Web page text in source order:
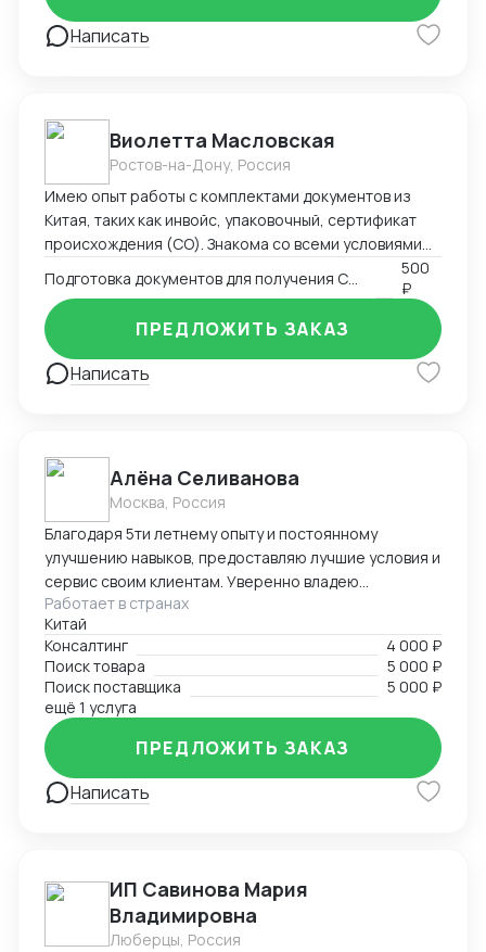
Написать
Виолетта Масловская
Ростов-на-Дону, Россия
Имею опыт работы с комплектами документов из
Китая, таких как инвойс, упаковочный, сертификат
происхождения (СО). Знакома со всеми условиями
перевозки разным видом транспорта. Я размещала
заказ на китайском заводе и далее вела его все
время, до прихода на склад в России. Производство -
> документы -> отгрузка -> разрешительная
документация РФ -> таможенное оформление ->
заводами о сроках производства, недочетах,
платежах. Также имею опыт работы в эскортных
отгрузках, оформлении сертификата
происхождения (СТ-1). Могу помочь в подготовке
документации для его получения, а также
заполнении заявления Буду рада дальнейшему
сотрудничеству! Спасибо за уделенное время! С
уважением, Виолетта .
500
₽
Написать
ПРЕДЛОЖИТЬ ЗАКАЗ
Алёна Селиванова
Москва, Россия
Благодаря 5ти летнему опыту и постоянному
улучшению навыков, предоставляю лучшие условия и
сервис своим клиентам. Уверенно владею
несколькими языками, что позволяет эффективно
работать как с российскими, так и с китайскими
клиентами.
Работает в странах
Китай
Консалтинг
4 000 ₽
Поиск товара
5 000 ₽
Поиск поставщика
5 000 ₽
ещё 1 услуга
Написать
ПРЕДЛОЖИТЬ ЗАКАЗ
ИП Савинова Мария
Владимировна
Люберцы, Россия